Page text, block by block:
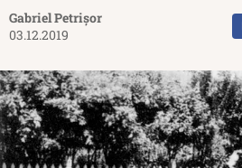
Gabriel Petrișor
03.12.2019